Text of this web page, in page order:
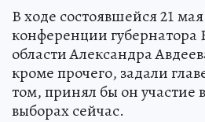
В ходе состоявшейся 21
конференции
области Александра
кроме прочего, задали
том, принял бы он участие
выборах сейчас.